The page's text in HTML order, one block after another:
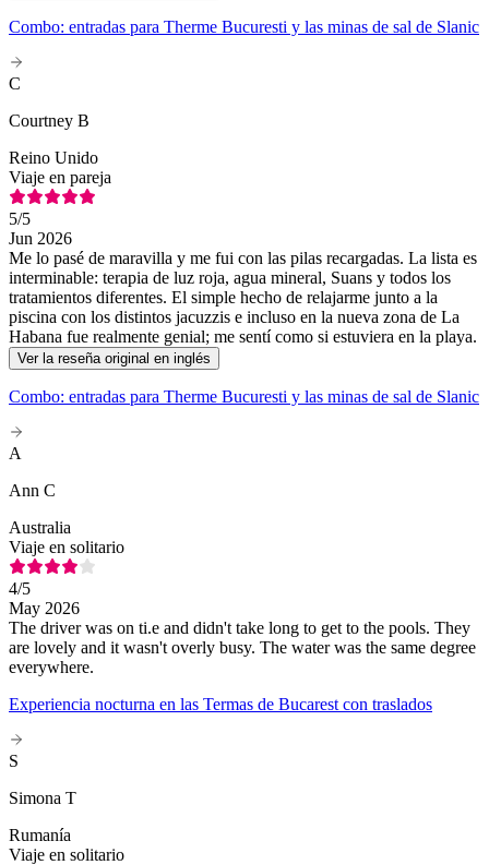
Combo: entradas para Therme Bucuresti y las minas de sal de Slanic
C
Courtney B
Reino Unido
Viaje en pareja
5/5
Jun 2026
Me lo pasé de maravilla y me fui con las pilas recargadas. La lista es
interminable: terapia de luz roja, agua mineral, Suans y todos los
tratamientos diferentes. El simple hecho de relajarme junto a la
piscina con los distintos jacuzzis e incluso en la nueva zona de La
Habana fue realmente genial; me sentí como si estuviera en la playa.
Ver la reseña original en inglés
Combo: entradas para Therme Bucuresti y las minas de sal de Slanic
A
Ann C
Australia
Viaje en solitario
4/5
May 2026
The driver was on ti.e and didn't take long to get to the pools. They
are lovely and it wasn't overly busy. The water was the same degree
everywhere.
Experiencia nocturna en las Termas de Bucarest con traslados
S
Simona T
Rumanía
Viaje en solitario